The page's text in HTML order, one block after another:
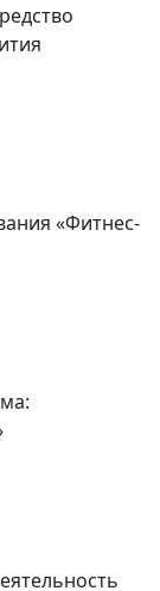
«Фитнес-